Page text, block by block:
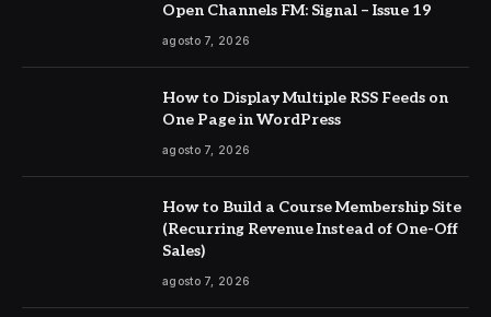
Open Channels FM: Signal – Issue 19
agosto 7, 2026
How to Display Multiple RSS Feeds on
One Page in WordPress
agosto 7, 2026
How to Build a Course Membership Site
(Recurring Revenue Instead of One-Off
Sales)
agosto 7, 2026